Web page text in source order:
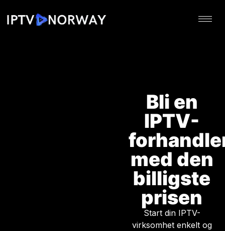
Bli en
IPTV-
med den
billigste
prisen
Start din IPTV-
virksomhet enkelt og